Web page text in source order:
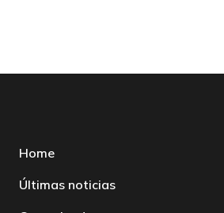
Home
Últimas noticias